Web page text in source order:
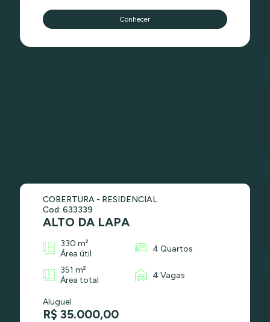
Conhecer
COBERTURA - RESIDENCIAL
Cod: 633339
ALTO DA LAPA
330 m²
Área útil
4 Quartos
351 m²
Área total
4 Vagas
Aluguel
R$ 35.000,00